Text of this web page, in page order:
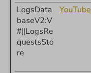
LogsData
baseV2:V
#||LogsRe
questsSto
re
YouTube